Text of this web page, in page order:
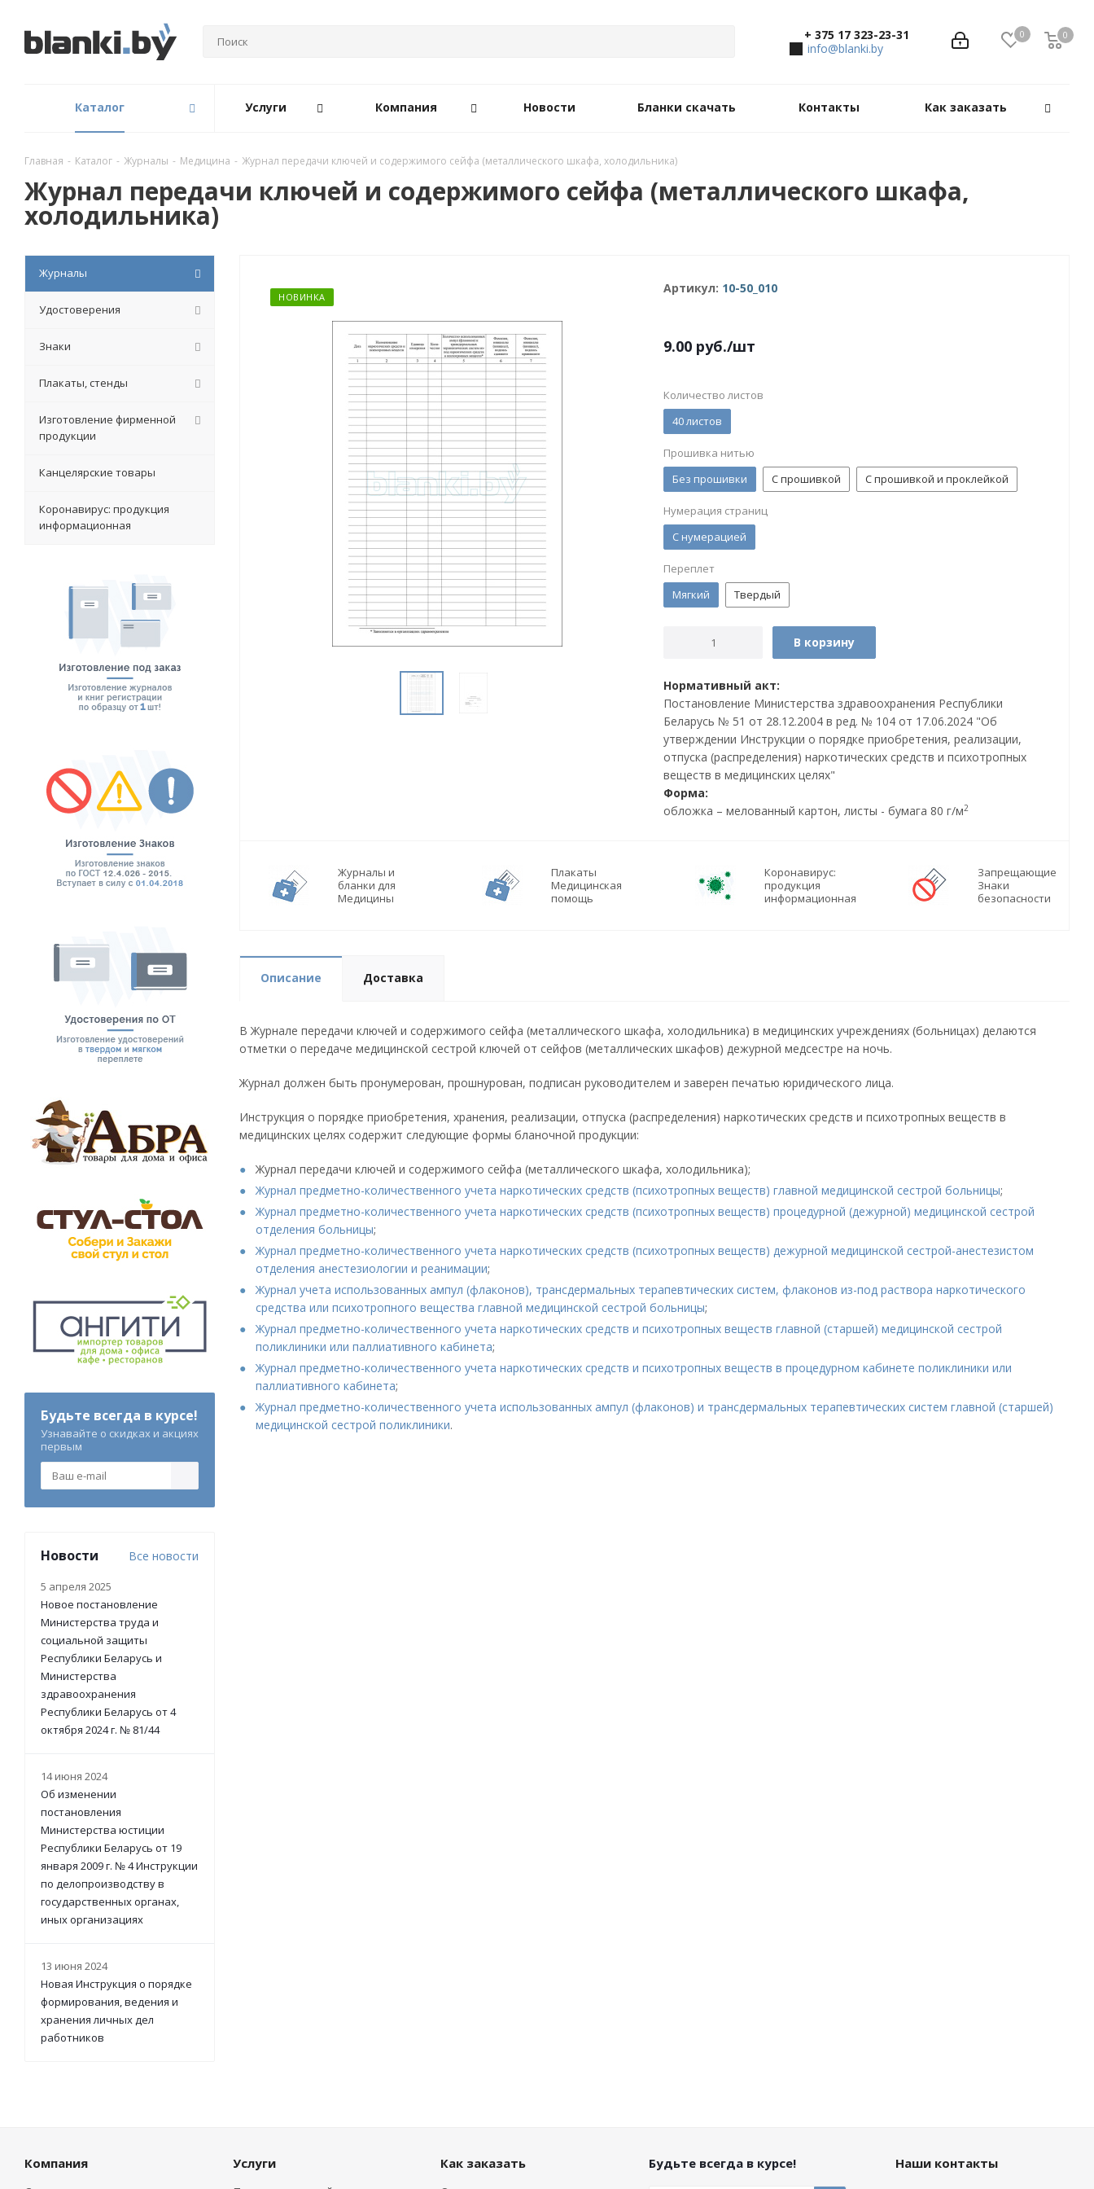
0 0
0
+ 375 17 323-23-31
info@blanki.by
Каталог Услуги Компания Новости Бланки скачать Контакты Как заказать
Главная - Каталог - Журналы - Медицина - Журнал передачи ключей и содержимого сейфа (металлического шкафа, холодильника)
Журнал передачи ключей и содержимого сейфа (металлического шкафа,
холодильника)
НОВИНКА
Артикул: 10-50_010
9.00 руб./шт
Количество листов
40 листов
Прошивка нитью
Без прошивки
С прошивкой С прошивкой и проклейкой
Нумерация страниц
С нумерацией
Переплет
Мягкий
Твердый
В корзину
Нормативный акт:
Постановление Министерства здравоохранения Республики
Беларусь № 51 от 28.12.2004 в ред. № 104 от 17.06.2024 "Об
утверждении Инструкции о порядке приобретения, реализации,
отпуска (распределения) наркотических средств и психотропных
веществ в медицинских целях"
Форма:
обложка – мелованный картон, листы - бумага 80 г/м2
Журналы и
бланки для
Медицины
Плакаты
Медицинская
помощь
Коронавирус:
продукция
информационная
Запрещающие
Знаки
безопасности
Описание Доставка
В Журнале передачи ключей и содержимого сейфа (металлического шкафа, холодильника) в медицинских учреждениях (больницах) делаются
отметки о передаче медицинской сестрой ключей от сейфов (металлических шкафов) дежурной медсестре на ночь.
Журнал должен быть пронумерован, прошнурован, подписан руководителем и заверен печатью юридического лица.
Инструкция о порядке приобретения, хранения, реализации, отпуска (распределения) наркотических средств и психотропных веществ в
медицинских целях содержит следующие формы бланочной продукции:
Журнал передачи ключей и содержимого сейфа (металлического шкафа, холодильника);
Журнал предметно-количественного учета наркотических средств (психотропных веществ) главной медицинской сестрой больницы;
Журнал предметно-количественного учета наркотических средств (психотропных веществ) процедурной (дежурной) медицинской сестрой
отделения больницы;
Журнал предметно-количественного учета наркотических средств (психотропных веществ) дежурной медицинской сестрой-анестезистом
отделения анестезиологии и реанимации;
Журнал учета использованных ампул (флаконов), трансдермальных терапевтических систем, флаконов из-под раствора наркотического
средства или психотропного вещества главной медицинской сестрой больницы;
Журнал предметно-количественного учета наркотических средств и психотропных веществ главной (старшей) медицинской сестрой
поликлиники или паллиативного кабинета;
Журнал предметно-количественного учета наркотических средств и психотропных веществ в процедурном кабинете поликлиники или
паллиативного кабинета;
Журнал предметно-количественного учета использованных ампул (флаконов) и трансдермальных терапевтических систем главной (старшей)
медицинской сестрой поликлиники.
Журналы
Удостоверения
Знаки
Плакаты, стенды
Изготовление фирменной
продукции
Канцелярские товары
Коронавирус: продукция
информационная
Будьте всегда в курсе!
Узнавайте о скидках и акциях
первым
Новости Все новости
5 апреля 2025
Новое постановление
Министерства труда и
социальной защиты
Республики Беларусь и
Министерства
здравоохранения
Республики Беларусь от 4
октября 2024 г. № 81/44
14 июня 2024
Об изменении
постановления
Министерства юстиции
Республики Беларусь от 19
января 2009 г. № 4 Инструкции
по делопроизводству в
государственных органах,
иных организациях
13 июня 2024
Новая Инструкция о порядке
формирования, ведения и
хранения личных дел
работников
Компания Услуги Как заказать Будьте всегда в курсе! Наши контакты